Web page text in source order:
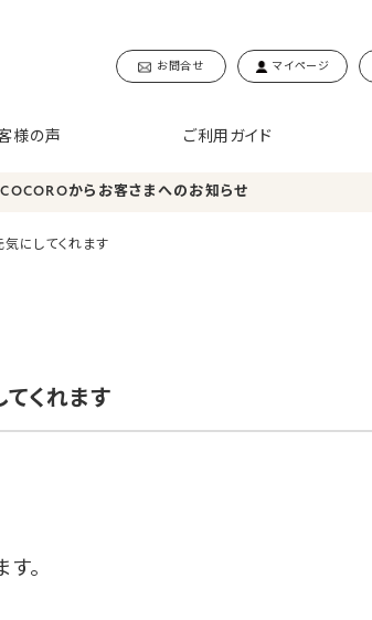
お問合せ マイページ
様の声 ご利用ガイド
COCOROからお客さまへのお知らせ
にしてくれます
くれます
。